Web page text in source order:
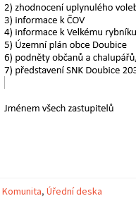
Komunita, Úřední deska